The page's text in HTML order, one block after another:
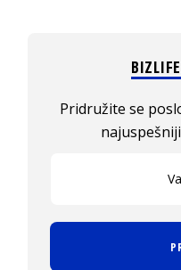
Pridružite se